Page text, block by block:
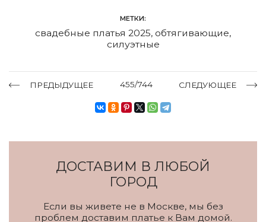
МЕТКИ:
свадебные платья 2025, обтягивающие,
силуэтные
ПРЕДЫДУЩЕЕ 455/744 СЛЕДУЮЩЕЕ
ДОСТАВИМ В ЛЮБОЙ
ГОРОД
Если вы живете не в Москве, мы без
проблем доставим платье к Вам домой.